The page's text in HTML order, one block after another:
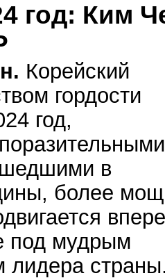
год: Ким
Корейский
гордости
год,
в
более
под мудрым
лидера